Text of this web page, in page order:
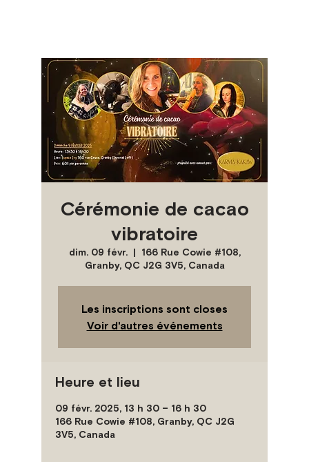
Cérémonie de cacao
vibratoire
dim. 09 févr.
  |
166 Rue Cowie #108,
Granby, QC J2G 3V5, Canada
Les inscriptions sont closes
Voir d'autres événements
Heure et lieu
09 févr. 2025, 13 h 30 – 16 h 30
166 Rue Cowie #108, Granby, QC J2G
3V5, Canada